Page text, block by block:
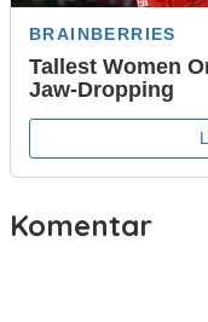
Komentar